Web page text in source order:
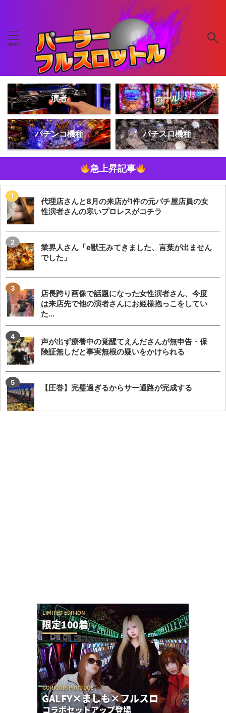
演者 ホール
パチンコ機種 パチスロ機種
急上昇記事
代理店さんと8月の来店が1件の元パチ屋店員の女
性演者さんの寒いプロレスがコチラ
業界人さん「e獣王みてきました、言葉が出ません
でした」
店長跨り画像で話題になった女性演者さん、今度
は来店先で他の演者さんにお姫様抱っこをしてい
た...
声が出ず療養中の覚醒てえんださんが無申告・保
険証無しだと事実無根の疑いをかけられる
【圧巻】完璧過ぎるからサー通路が完成する
【アイドル不在？】推しの子のパチスロ、
YOASOBIの使用許可降りなかった疑惑ないか？